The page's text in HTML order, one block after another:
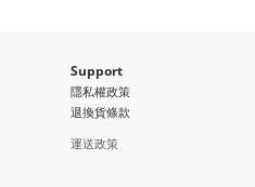
Support
隱私權政策
退換貨條款
運送政策